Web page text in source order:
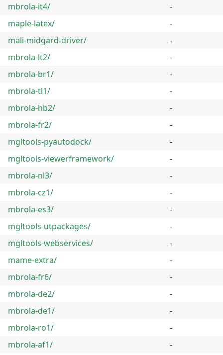
mbrola-it4/
-
maple-latex/
-
mali-midgard-driver/
-
mbrola-lt2/
-
mbrola-br1/
-
mbrola-tl1/
-
mbrola-hb2/
-
mbrola-fr2/
-
mgltools-pyautodock/
-
mgltools-viewerframework/
-
mbrola-nl3/
-
mbrola-cz1/
-
mbrola-es3/
-
mgltools-utpackages/
-
mgltools-webservices/
-
mame-extra/
-
mbrola-fr6/
-
mbrola-de2/
-
mbrola-de1/
-
mbrola-ro1/
-
mbrola-af1/
-